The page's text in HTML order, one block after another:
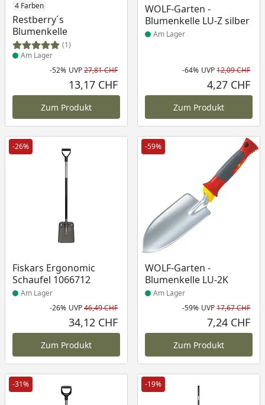
4 Farben
Restberry´s
Blumenkelle
(1)
Produkt am Lager
Am Lager
Rabatt in Prozent
-52%
Ursprünglicher Preis
UVP27,81 CHF
13,17 CHF
Zum Produkt
WOLF-Garten -
Blumenkelle LU-Z silber
Produkt am Lager
Am Lager
-64% UVP12,09 CHF
4,27 CHF
Zum Produkt
-26%
Fiskars Ergonomic
Schaufel 1066712
Produkt am Lager
Am Lager
Rabatt in Prozent
-26%
Ursprünglicher Preis
UVP46,49 CHF
34,12 CHF
Zum Produkt
-59%
WOLF-Garten -
Blumenkelle LU-2K
Produkt am Lager
Am Lager
-59% UVP17,67 CHF
7,24 CHF
Zum Produkt
-31% -19%